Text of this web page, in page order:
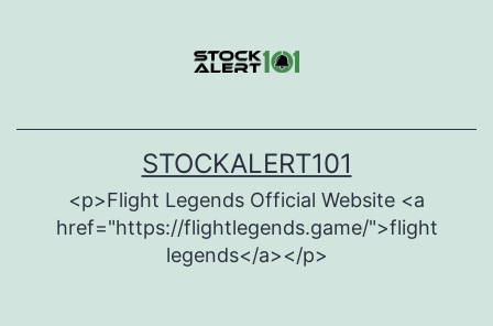
STOCKALERT101
<p>Flight Legends Official Website <a
href="https://flightlegends.game/">flight
legends</a></p>